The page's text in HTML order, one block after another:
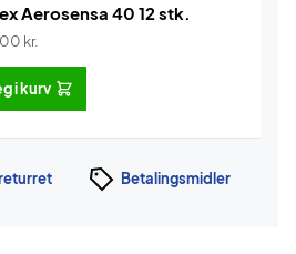
Aerosensa 40 12 stk.
kr.
i kurv
Betalingsmidler